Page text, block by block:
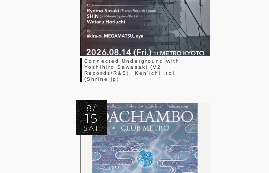
Connected Underground with
Yoshihiro Sawasaki (V2
Records/R&S), Ken’ichi Itoi
(Shrine.jp)
8/
15
SAT